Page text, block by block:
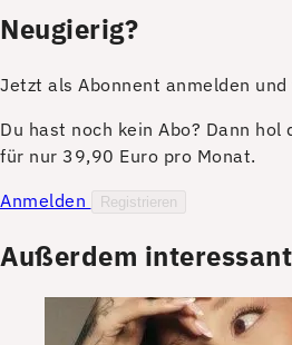
Neugierig?
Jetzt als Abonnent anmelden
Du hast noch kein Abo? Dann
für nur 39,90 Euro pro Monat.
Anmelden
Registrieren
Außerdem interessant